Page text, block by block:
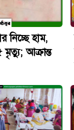
নিচ্ছে হাম,
আক্রান্ত